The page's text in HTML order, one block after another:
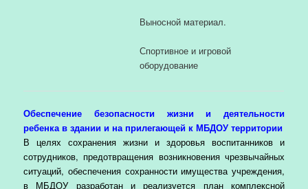
Выносной материал.
Спортивное и игровой
оборудование
Обеспечение безопасности жизни и деятельности
ребенка в здании и на прилегающей к МБДОУ территории
В целях сохранения жизни и здоровья воспитанников и
сотрудников, предотвращения возникновения чрезвычайных
ситуаций, обеспечения сохранности имущества учреждения,
в МБДОУ разработан и реализуется план комплексной